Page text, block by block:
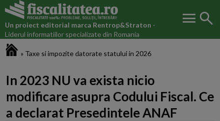
Un proiect editorial marca Rentrop&Straton -
Liderul informatiilor specializate din Romania
menu search
» Taxe si impozite datorate statului in 2026
In 2023 NU va exista nicio
modificare asupra Codului Fiscal. Ce
a declarat Presedintele ANAF